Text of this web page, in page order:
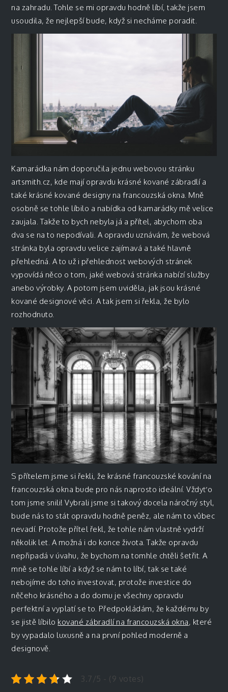
na zahradu. Tohle se mi opravdu hodně líbí, takže jsem
usoudila, že nejlepší bude, když si necháme poradit.
Kamarádka nám doporučila jednu webovou stránku
artsmith.cz, kde mají opravdu krásné kované zábradlí a
také krásné kované designy na francouzská okna. Mně
osobně se tohle líbilo a nabídka od kamarádky mě velice
zaujala. Takže to bych nebyla já a přítel, abychom oba
dva se na to nepodívali. A opravdu uznávám, že webová
stránka byla opravdu velice zajímavá a také hlavně
přehledná. A to už i přehlednost webových stránek
vypovídá něco o tom, jaké webová stránka nabízí služby
anebo výrobky. A potom jsem uviděla, jak jsou krásné
kované designové věci. A tak jsem si řekla, že bylo
rozhodnuto.
S přítelem jsme si řekli, že krásné francouzské kování na
francouzská okna bude pro nás naprosto ideální. Vždyť o
tom jsme snili! Vybrali jsme si takový docela náročný styl,
bude nás to stát opravdu hodně peněz, ale nám to vůbec
nevadí. Protože přítel řekl, že tohle nám vlastně vydrží
několik let. A možná i do konce života. Takže opravdu
nepřipadá v úvahu, že bychom na tomhle chtěli šetřit. A
mně se tohle líbí a když se nám to líbí, tak se také
nebojíme do toho investovat, protože investice do
něčeho krásného a do domu je všechny opravdu
perfektní a vyplatí se to. Předpokládám, že každému by
se jistě líbilo kované zábradlí na francouzská okna, které
by vypadalo luxusně a na první pohled moderně a
designově.
3.7/5 - (9 votes)